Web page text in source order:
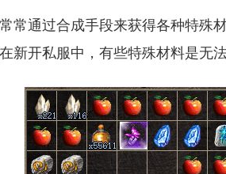
常通过合成手段来获得各种特殊
新开私服中，有些特殊材料是无